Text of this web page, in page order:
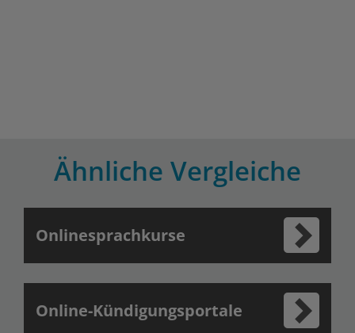
Ähnliche Vergleiche
Onlinesprachkurse
Online-Kündigungsportale